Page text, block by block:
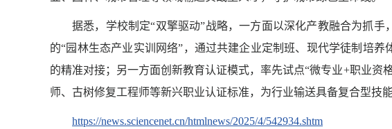
据悉，学校制定“双擎驱动”战略，一方面以深化产教融合为抓
的“园林生态产业实训网络”，通过共建企业定制班、现代学徒制培
的精准对接；另一方面创新教育认证模式，率先试点“微专业+职业资
师、古树修复工程师等新兴职业认证标准，为行业输送具备复合型技
https://news.sciencenet.cn/htmlnews/2025/4/542934.shtm